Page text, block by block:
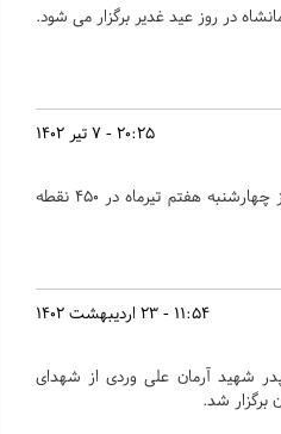
در روز عید غدیر برگزار می شود.
20:25 - 7 تیر 1402
مدیرکل سازمان تبلیغات اسلامی استان یزد گفت: دعای عرفه امروز چهارشنبه هفتم تیرماه در ۴۵۰ نقطه
11:54 - 23 اردیبهشت 1402
شهید آرمان علی وردی از شهدای
برگزار شد.